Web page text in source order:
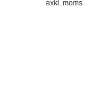
exkl. moms